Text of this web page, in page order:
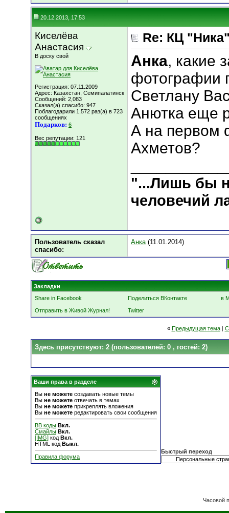
20.12.2013, 17:53
Киселёва
Анастасия
В доску свой
Регистрация: 07.11.2009
Адрес: Казахстан, Семипалатинск
Сообщений: 2,083
Сказал(а) спасибо: 947
Поблагодарили 1,572 раз(а) в 723
сообщениях
Подарков: 6
Вес репутации: 121
Re: КЦ
Анка, какие
фотографии
Светлану
Анютка еще
А на первом
Ахметов?
"...Лишь бы
человечий
Пользователь сказал
cпасибо:
Анка(11.01.2014)
Закладки
Share in Facebook
Поделиться ВКонтакте
в
Отправить в Живой Журнал!
Twitter
« Предыдущая тема|
Здесь присутствуют: 2 (пользователей: 0 , гостей: 2)
Ваши права в разделе
Вы не можете создавать новые темы
Вы не можете отвечать в темах
Вы не можете прикреплять вложения
Вы не можете редактировать свои сообщения
BB коды Вкл.
Смайлы Вкл.
[IMG] код Вкл.
HTML код Выкл.
Правила форума
Быстрый переход
Часовой